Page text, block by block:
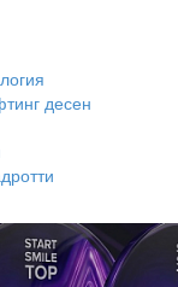
десен